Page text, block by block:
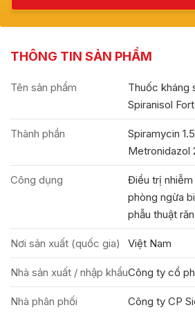
THÔNG TIN SẢN PHẨM
Tên sản phẩm
Thuốc kháng
Spiranisol
Thành phần
Spiramycin
Metronidazol
Công dụng
Điều trị
phòng ngừa
phẫu thuật
Nơi sản xuất (quốc gia) Việt Nam
Nhà sản xuất / nhập khẩuCông ty cổ
Nhà phân phối Công ty CP